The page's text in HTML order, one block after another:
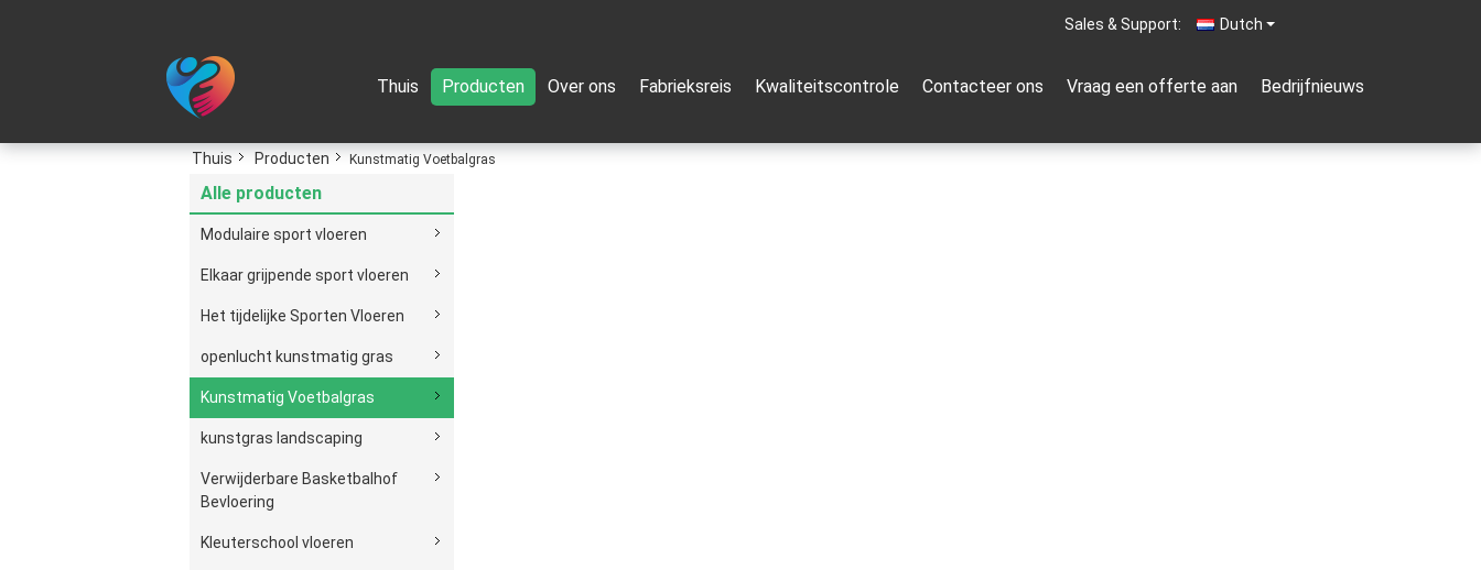
Dutch
Sales & Support:
Thuis Producten Over ons Fabrieksreis Kwaliteitscontrole Contacteer ons Vraag een offerte aan Bedrijfnieuws
Thuis Producten Kunstmatig Voetbalgras
Alle producten
Modulaire sport vloeren
Elkaar grijpende sport vloeren
Het tijdelijke Sporten Vloeren
openlucht kunstmatig gras
Kunstmatig Voetbalgras
kunstgras landscaping
Verwijderbare Basketbalhof
Bevloering
Kleuterschool vloeren